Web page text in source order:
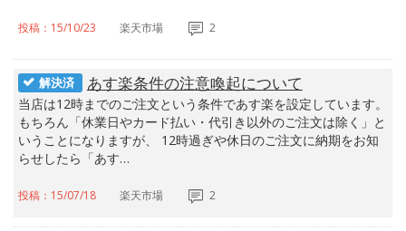
投稿：15/10/23 楽天市場 2
解決済 あす楽条件の注意喚起について
当店は12時までのご注文という条件であす楽を設定しています。
もちろん「休業日やカード払い・代引き以外のご注文は除く」と
いうことになりますが、 12時過ぎや休日のご注文に納期をお知
らせしたら「あす…
投稿：15/07/18 楽天市場 2